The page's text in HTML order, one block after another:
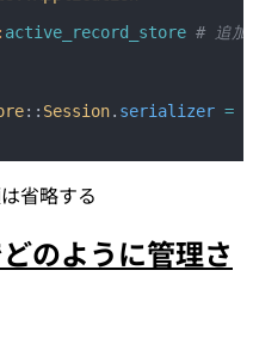
active_record_store # 追加
:: Session. serializer =
省略する
のように管理さ